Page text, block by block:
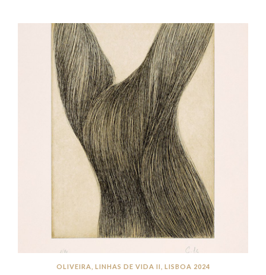
OLIVEIRA, LINHAS DE VIDA II, LISBOA 2024